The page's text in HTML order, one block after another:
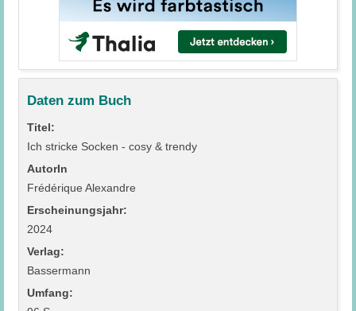
Daten zum Buch
Titel:
Ich stricke Socken - cosy & trendy
AutorIn
Frédérique Alexandre
Erscheinungsjahr:
2024
Verlag:
Bassermann
Umfang: